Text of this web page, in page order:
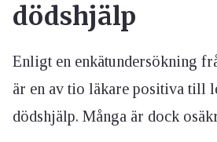
dödshjälp
Enligt en enkätundersökning
är en av tio läkare positiva till
dödshjälp. Många är dock